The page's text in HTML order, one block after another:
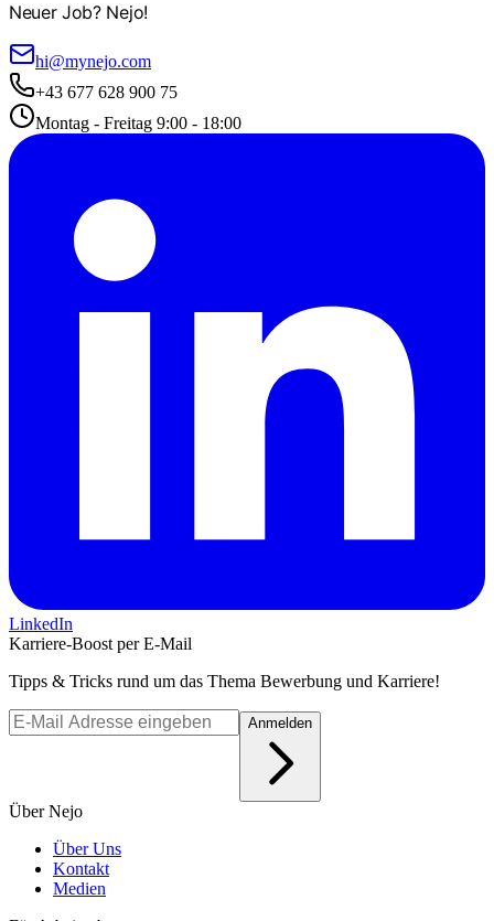
Neuer Job? Nejo!
hi@mynejo.com
+43 677 628 900 75
Montag - Freitag 9:00 - 18:00
LinkedIn
Karriere-Boost per E-Mail
Tipps & Tricks rund um das Thema Bewerbung und Karriere!
Anmelden
Über Nejo
Über Uns
Kontakt
Medien